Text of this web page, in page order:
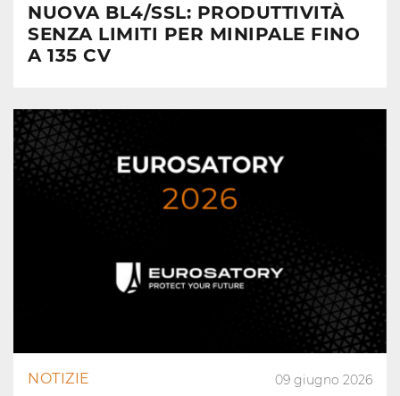
NUOVA BL4/SSL: PRODUTTIVITÀ
SENZA LIMITI PER MINIPALE FINO
A 135 CV
NOTIZIE 09 giugno 2026